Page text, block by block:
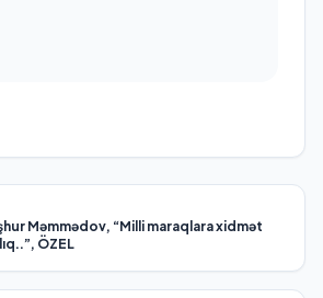
Məmmədov, “Milli maraqlara xidmət
ÖZEL